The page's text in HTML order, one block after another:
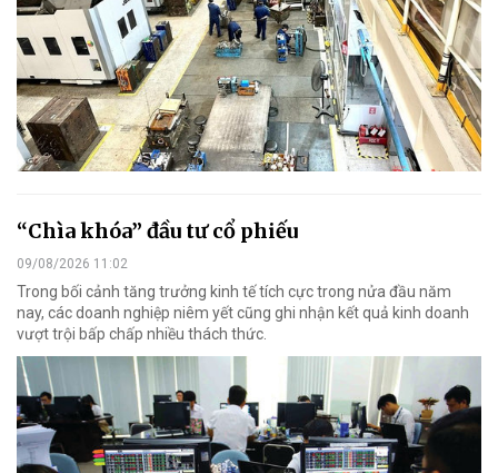
“Chìa khóa” đầu tư cổ phiếu
09/08/2026 11:02
Trong bối cảnh tăng trưởng kinh tế tích cực trong nửa đầu năm
nay, các doanh nghiệp niêm yết cũng ghi nhận kết quả kinh doanh
vượt trội bấp chấp nhiều thách thức.